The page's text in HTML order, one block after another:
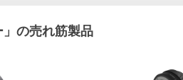
」の売れ筋製品